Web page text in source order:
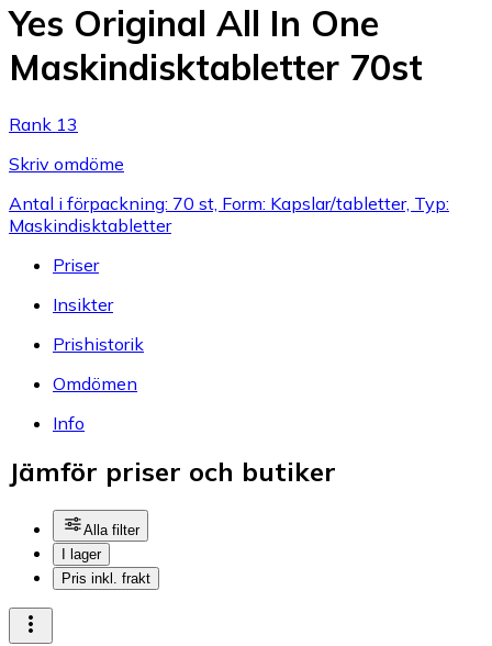
Yes Original All In One
Maskindisktabletter 70st
Rank 13
Skriv omdöme
Antal i förpackning: 70 st, Form: Kapslar/tabletter, Typ:
Maskindisktabletter
Priser
Insikter
Prishistorik
Omdömen
Info
Jämför priser och butiker
Alla filter
I lager
Pris inkl. frakt